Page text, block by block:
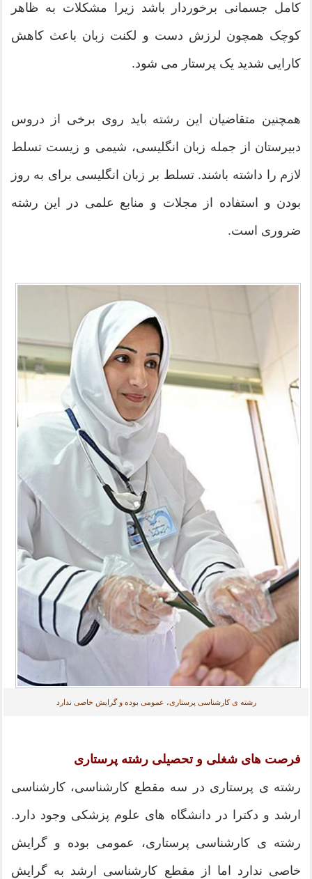
کامل جسمانی برخوردار باشد زیرا مشکلات به ظاهر
کوچک همچون لرزش دست و لکنت زبان باعث کاهش
کارایی شدید یک پرستار می شود.
همچنین متقاضیان این رشته باید روی برخی از دروس
دبیرستان از جمله زبان انگلیسی، شیمی و زیست تسلط
لازم را داشته باشند. تسلط بر زبان انگلیسی برای به روز
بودن و استفاده از مجلات و منابع علمی در این رشته
ضروری است.
رشته ی کارشناسی پرستاری، عمومی بوده و گرایش خاصی ندارد
فرصت های شغلی و تحصیلی رشته پرستاری
رشته ی پرستاری در سه مقطع کارشناسی، کارشناسی
ارشد و دکترا در دانشگاه های علوم پزشکی وجود دارد.
رشته ی کارشناسی پرستاری، عمومی بوده و گرایش
خاصی ندارد اما از مقطع کارشناسی ارشد به گرایش